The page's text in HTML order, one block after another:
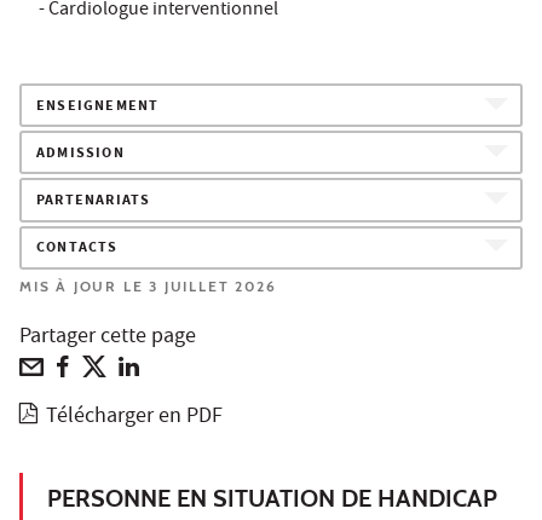
- Cardiologue interventionnel
ENSEIGNEMENT
ADMISSION
PARTENARIATS
CONTACTS
MIS À JOUR LE 3 JUILLET 2026
Partager cette page
Télécharger en PDF
PERSONNE EN SITUATION DE HANDICAP